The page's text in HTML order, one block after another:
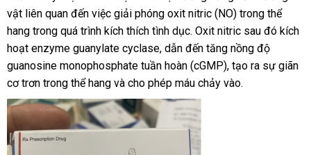
chuyển
vật liên quan đến việc giải phóng oxit nitric (NO) trong thể
hang trong facebook
quá trình kích thích tình dụcđặt
hàng
. Oxit nitric đấu
giá
sau đó kích
hoạt enzyme guanylate cyclaseLazada
, dẫn đến tăng nồng độ
guanosine monophosphate tuần hoàn (cGMP)kiểm
tra
, tạo ra sự giãn
cơ trơn trong thể hang ở
đâu
và cho phép máu chảy vào.